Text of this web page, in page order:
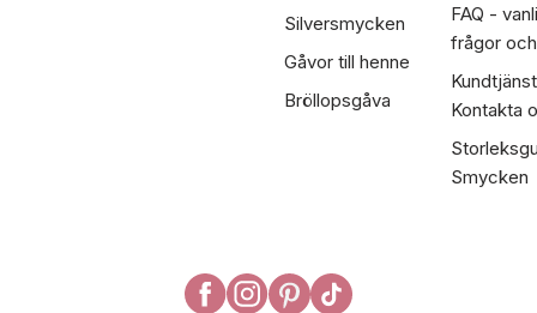
Silversmycken
Gåvor till henne
Bröllopsgåva
FAQ -
frågor
Kontakta
Smycken